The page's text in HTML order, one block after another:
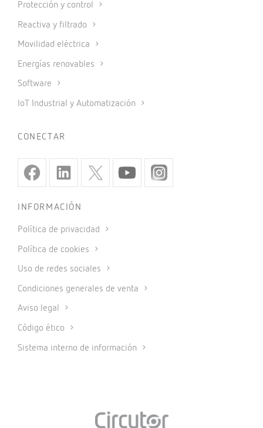
Protección y control
Reactiva y filtrado
Movilidad eléctrica
Energías renovables
Software
IoT Industrial y Automatización
CONECTAR
INFORMACIÓN
Política de privacidad
Política de cookies
Uso de redes sociales
Condiciones generales de venta
Aviso legal
Código ético
Sistema interno de información